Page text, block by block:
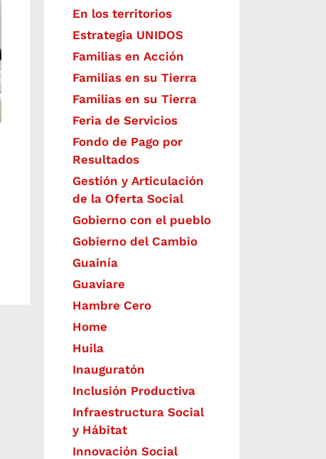
En los territorios
Estrategia UNIDOS
Familias en Acción
Familias en su Tierra
Familias en su Tierra
Feria de Servicios
Fondo de Pago por
Resultados
Gestión y Articulación
de la Oferta Social
Gobierno con el pueblo
Gobierno del Cambio
Guainía
Guaviare
Hambre Cero
Home
Huila
Inauguratón
Inclusión Productiva
Infraestructura Social
y Hábitat
​Innovación Social